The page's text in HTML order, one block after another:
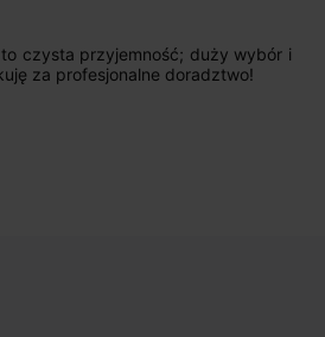
Jestem bardzo zadowolony.
początku uderzyło mnie